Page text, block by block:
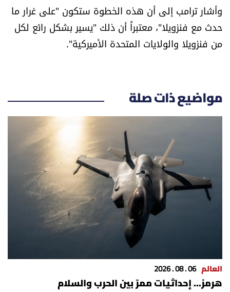
ثقافة وفنون
فصل من كتاب
كاميرا
صحّة وصحن
الرياضة
للتاريخ
وأشار ترامب إلى أن هذه الخطوة ستكون "على غرار ما
حدث مع فنزويلا"، معتبراً أن ذلك "يسير بشكل رائع لكل
من فنزويلا والولايات المتحدة الأميركية".
مواضيع ذات صلة
العالم 06 . 08 . 2026
هرمز... إحداثيات ممرّ بين الحرب والسلام